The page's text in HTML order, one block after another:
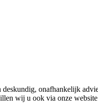
onafhankelijk
wij u ook via onze